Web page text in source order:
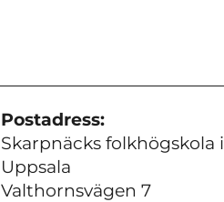
Postadress:
Skarpnäcks folkhögskola i
Uppsala
Valthornsvägen 7